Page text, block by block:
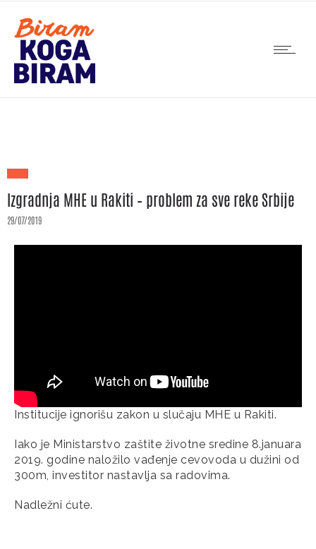
Izgradnja MHE u Rakiti – problem za sve reke Srbije
29/07/2019
Institucije ignorišu zakon u slučaju MHE u Rakiti.
Iako je Ministarstvo zaštite životne sredine 8.januara
2019. godine naložilo vađenje cevovoda u dužini od
300m, investitor nastavlja sa radovima.
Nadležni ćute.